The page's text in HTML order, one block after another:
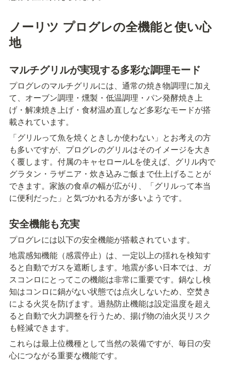
ノーリツ プログレの全機能と使い心
地
マルチグリルが実現する多彩な調理モード
プログレのマルチグリルには、通常の焼き物調理に加え
て、オーブン調理・燻製・低温調理・パン発酵焼き上
げ・解凍焼き上げ・食材温め直しなど多彩なモードが搭
載されています。
「グリルって魚を焼くときしか使わない」とお考えの方
も多いですが、プログレのグリルはそのイメージを大き
く覆します。付属のキャセロールLを使えば、グリル内で
グラタン・ラザニア・炊き込みご飯まで仕上げることが
できます。家族の食卓の幅が広がり、「グリルって本当
に便利だった」と気づかれる方が多いようです。
安全機能も充実
プログレには以下の安全機能が搭載されています。
地震感知機能（感震停止）は、一定以上の揺れを検知す
ると自動でガスを遮断します。地震が多い日本では、ガ
スコンロにとってこの機能は非常に重要です。鍋なし検
知はコンロに鍋がない状態では点火しないため、空焚き
による火災を防げます。過熱防止機能は設定温度を超え
ると自動で火力調整を行うため、揚げ物の油火災リスク
も軽減できます。
これらは最上位機種として当然の装備ですが、毎日の安
心につながる重要な機能です。